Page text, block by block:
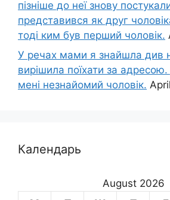
пізніше до неї знову
представився як друг
тоді ким був перший чоловік.
У речах мами я знайшла див
вирішила поїхати за адресою.
мені незнайомий чоловік.
Календарь
August 2026